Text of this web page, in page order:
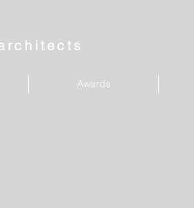
Awards